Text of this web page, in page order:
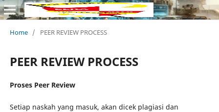
Home / PEER REVIEW PROCESS
PEER REVIEW PROCESS
Proses Peer Review
Setiap naskah yang masuk, akan dicek plagiasi dan